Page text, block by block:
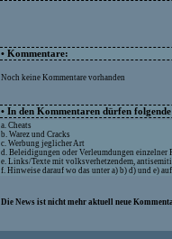
• Kommentare:
Noch keine Kommentare vorhanden
• In den Kommentaren dürfen
a. Cheats
b. Warez und Cracks
c. Werbung jeglicher Art
d. Beleidigungen oder Verleumdungen einzelner
e. Links/Texte mit volksverhetzendem,
f. Hinweise darauf wo das unter a) b) d) und e)
Die News ist nicht mehr aktuell neue